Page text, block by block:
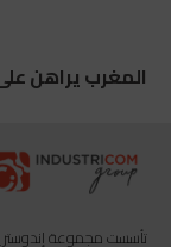
المغرب يراهن